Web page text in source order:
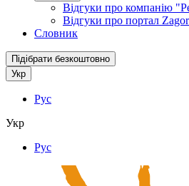
Відгуки про компанію
Відгуки про портал
Словник
Підібрати безкоштовно
Укр
Рус
Укр
Рус